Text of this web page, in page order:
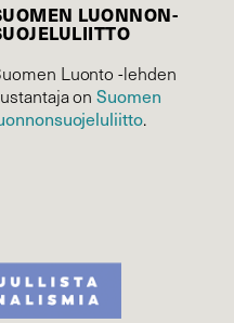
LUONNON­
Luonto -lehden
onSuomen
.